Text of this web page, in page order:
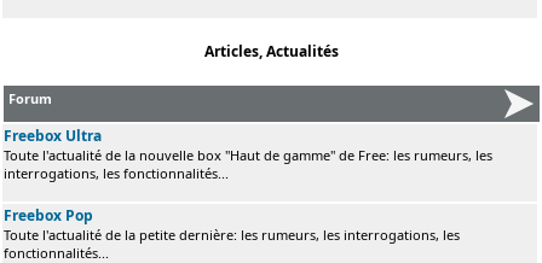
Articles, Actualités
Forum
Freebox Ultra
Toute l'actualité de la nouvelle box "Haut de gamme" de Free: les rumeurs, les
interrogations, les fonctionnalités...
Freebox Pop
Toute l'actualité de la petite dernière: les rumeurs, les interrogations, les
fonctionnalités...